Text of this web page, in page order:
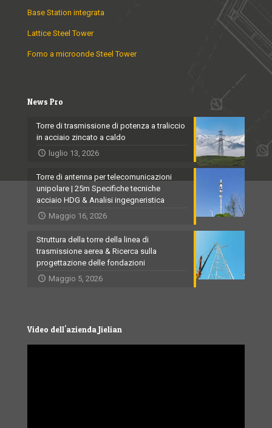
Base Station integrata
Lattice Steel Tower
Forno a microonde Steel Tower
News Pro
Torre di trasmissione di potenza a traliccio
in acciaio zincato a caldo
luglio 13, 2026
Torre di antenna per telecomunicazioni
unipolare | 25m Specifiche tecniche
acciaio HDG & Analisi ingegneristica
Maggio 16, 2026
Struttura della torre della linea di
trasmissione aerea & Ricerca sulla
progettazione delle fondazioni
Maggio 5, 2026
Video dell'azienda Jielian